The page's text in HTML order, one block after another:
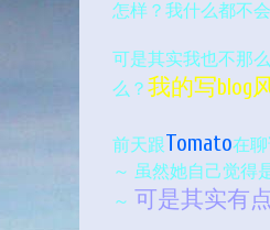
怎样？我什么都不
可是其实我也不那
么？ 我的写blog
前天跟Tomato在
～ 虽然她自己觉得
～ 可是其实有